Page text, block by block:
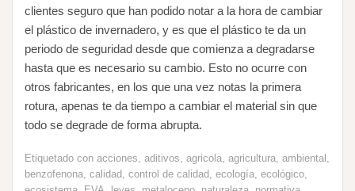
clientes seguro que han podido notar a la hora de cambiar
el plástico de invernadero, y es que el plástico te da un
periodo de seguridad desde que comienza a degradarse
hasta que es necesario su cambio. Esto no ocurre con
otros fabricantes, en los que una vez notas la primera
rotura, apenas te da tiempo a cambiar el material sin que
todo se degrade de forma abrupta.
Etiquetado con acciones aditivos agricola agricultura ambiental
benzofenona calidad control de calidad ecología ecológico